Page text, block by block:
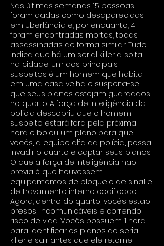
Nas últimas semanas 15 pessoas
foram dadas como desaparecidas
em Uberlândia e, por enquanto, 4
foram encontradas mortas, todas
assassinadas de forma similar. Tudo
indica que há um serial killer a solta
na cidade. Um dos principais
suspeitos é um homem que habita
em uma casa velha e suspeita-se
que seus planos estejam guardados
no quarto. A força de inteligência da
polícia descobriu que o homem
suspeito estará fora pela próxima
hora e bolou um plano para que,
vocês, a equipe alfa da polícia, possa
invadir o quarto e captar seus planos.
O que a força de inteligência não
previa é que houvessem
equipamentos de bloqueio de sinal e
de travamento interno codificado.
Agora, dentro do quarto, vocês estão
presos, incomunicáveis e correndo
risco de vida. Vocês possuem 1 hora
para identificar os planos do serial
killer e sair antes que ele retorne!